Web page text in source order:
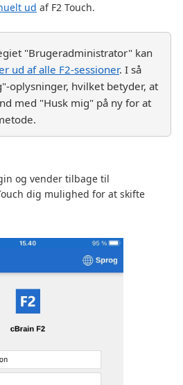
ud af F2 Touch.
"Brugeradministrator" kan
ud af alle F2-sessioner. I så
oplysninger, hvilket betyder, at
med "Husk mig" på ny for at
og vender tilbage til
dig mulighed for at skifte